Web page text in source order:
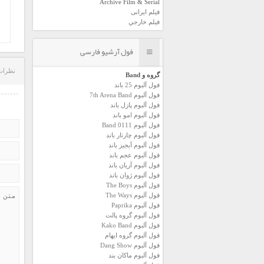
Archive Film & Serial
فیلم ایرانی
فیلم خارجي
فول آرشیو فارسی
گروه و Band
فول آلبوم 25 باند
فول آلبوم 7th Arena Band
فول آلبوم پازل باند
فول آلبوم امو باند
فول آلبوم 0111 Band
فول آلبوم چارتار باند
فول آلبوم آبجيز باند
فول آلبوم عجم باند
فول آلبوم آريان باند
فول آلبوم ژوان باند
فول آلبوم The Boys
فول آلبوم The Ways
فول آلبوم Paprika
فول آلبوم گروه پالت
فول آلبوم Kako Band
فول آلبوم گروه ایهام
فول آلبوم Dang Show
فول آلبوم ماکان بند